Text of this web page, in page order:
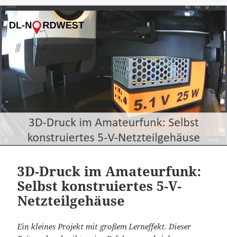
3D-Druck im Amateurfunk:
Selbst konstruiertes 5-V-
Netzteilgehäuse
Ein kleines Projekt mit großem Lerneffekt. Dieser